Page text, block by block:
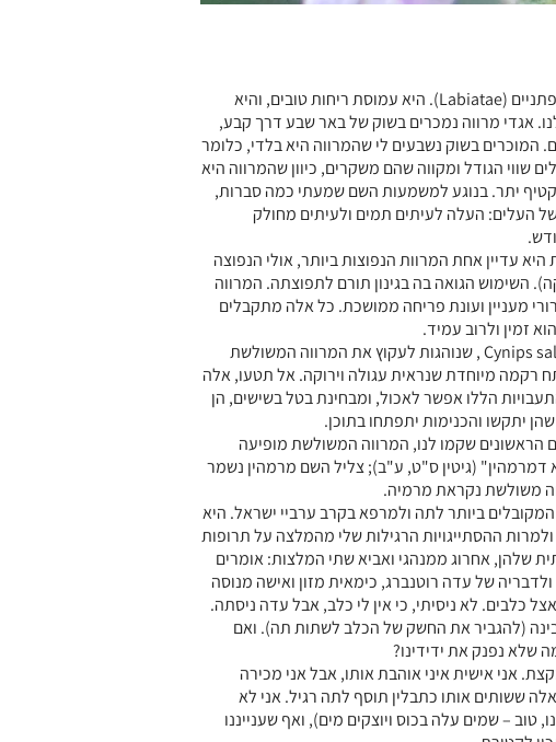
המרווה המשולשת היא ממשפחת השפתניים (Labiatae). היא עמוסת ריחות טובים, והיא
אגדי מרווה נמכרים בשוק של באר שבע דרך קבע,
בשוק נשבעים לי שהמרווה היא בלדי, כלומר
שווי הגודל ומקווה שהם משקרים, כיוון שהמרווה היא
יתר. בנוגע למשמעות השם שמעתי כמה סברות,
העלים: העלה לעיתים תמים ולעיתים מחולק
עדיין אחת המרוות הנפוצות ביותר, אולי הנפוצה
השימוש הגואה בה בגינון תורם לתפוצתה. המרווה
מעניין ועונת פריחה ממושכת. כל אלה מתקבלים
זמין ולרוב עמיד.
כדי להתגונן מפני כנימות מהמיןCynips salviqe , שנוהגות לעקוץ את המרווה המשולשת
רקמה מיוחדת שנראית עגולה וירוקה. אל תטעו, אלה
הללו אפשר לאכול, ומבחינת בטל בשישים, הן
יתקשו והכנימות יתפתחו בתוכן.
הראשונים שקמו לנו, המרווה המשולשת מופיעה
דמרמהין" (גיטין ס"ט, ע"ב); צליל השם מרמהין נשמר
משולשת נקראת מרמיה.
ביותר לתה ולמרפא בקרב ערביי ישראל. היא
ההסתייגויות הרגילות שלי מהמלצה על תרופות
שלהן, אחרוג ממנהגי ואביא שתי המלצות: אומרים
של עדה רוטנברג, כימאית מזון ואישה מנוסה
כלבים. לא ניסיתי, כי אין לי כלב, אבל עדה ניסתה.
(להגביר את החשק של הכלב לשתות תה). ואם
שלא נפנק את ידידינו?
אני אישית איני אוהבת אותו, אבל אני מכירה
ששותים אותו כתבלין תוסף לתה רגיל. אני לא
טוב – שמים עלה בכוס ויוצקים מים), ואף שענייננו